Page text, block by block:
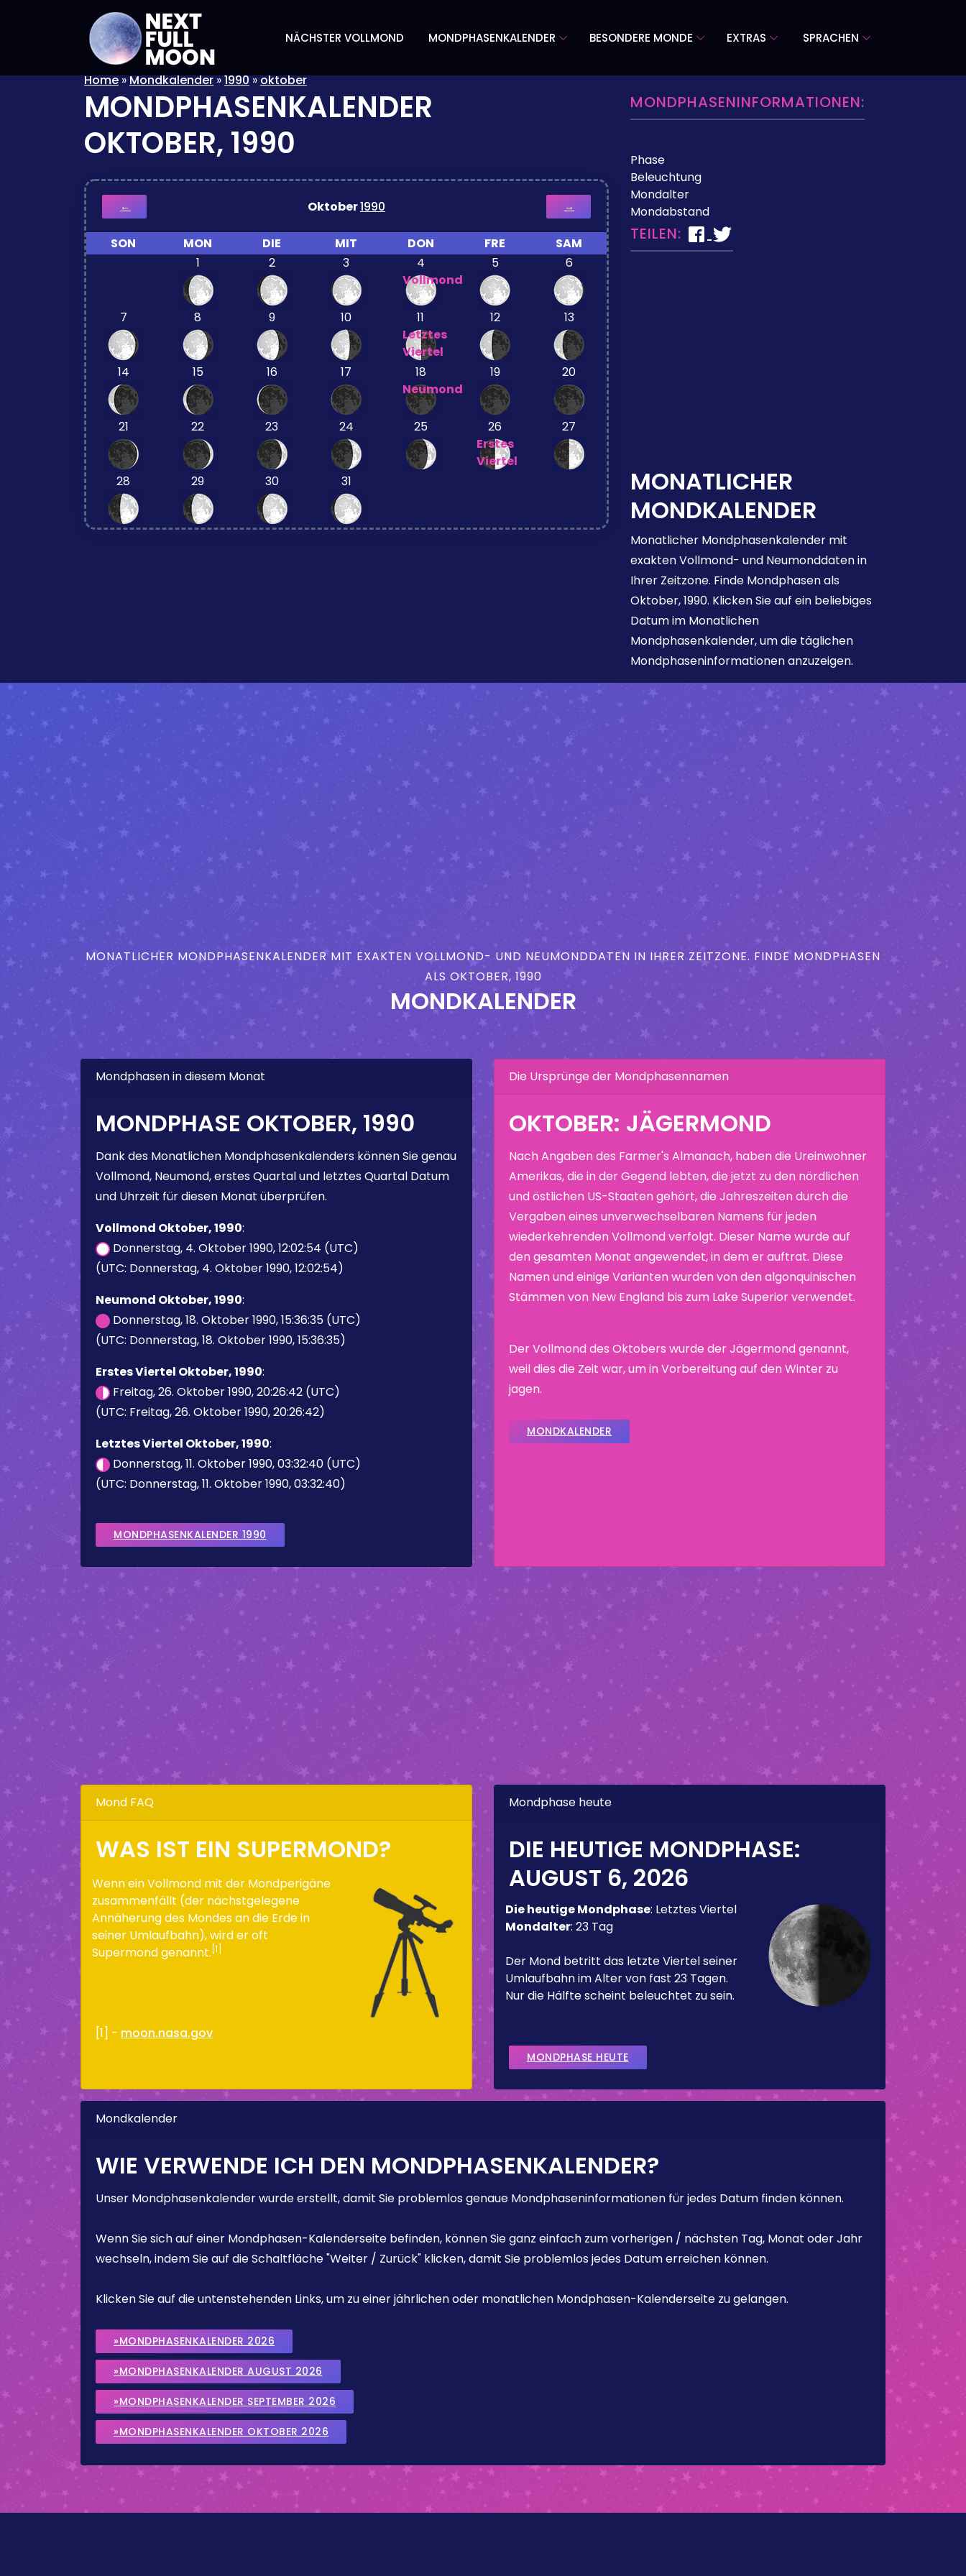
NÄCHSTER VOLLMOND MONDPHASENKALENDER BESONDERE MONDE EXTRAS SPRACHEN
Home»Mondkalender»1990»oktober
MONDPHASENKALENDER
OKTOBER, 1990
← Oktober1990 →
SON MON DIE MIT DON FRE
SAM
1
2 3
4
Vollmond
5 6
7 8 9 10
11
Letztes
Viertel
12 13
14 15 16 17
18
Neumond
19 20
21 22 23 24 25
26
Erstes
Viertel
27
28 29 30 31
MONDPHASENINFORMATIONEN:
Phase
Beleuchtung
Mondalter
Mondabstand
TEILEN:
MONATLICHER
MONDKALENDER
Monatlicher Mondphasenkalender mit
exakten Vollmond- und Neumonddaten in
Ihrer Zeitzone. Finde Mondphasen als
Oktober, 1990. Klicken Sie auf ein beliebiges
Datum im Monatlichen
Mondphasenkalender, um die täglichen
Mondphaseninformationen anzuzeigen.
MONATLICHER MONDPHASENKALENDER MIT EXAKTEN VOLLMOND- UND NEUMONDDATEN IN IHRER ZEITZONE. FINDE MONDPHASEN
ALS OKTOBER, 1990
MONDKALENDER
Mondphasen in diesem Monat
MONDPHASE OKTOBER, 1990
Dank des Monatlichen Mondphasenkalenders können Sie genau
Vollmond, Neumond, erstes Quartal und letztes Quartal Datum
und Uhrzeit für diesen Monat überprüfen.
Vollmond Oktober, 1990:
Donnerstag, 4. Oktober 1990, 12:02:54 (UTC)
(UTC: Donnerstag, 4. Oktober 1990, 12:02:54)
Neumond Oktober, 1990:
Donnerstag, 18. Oktober 1990, 15:36:35 (UTC)
(UTC: Donnerstag, 18. Oktober 1990, 15:36:35)
Erstes Viertel Oktober, 1990:
Freitag, 26. Oktober 1990, 20:26:42 (UTC)
(UTC: Freitag, 26. Oktober 1990, 20:26:42)
Letztes Viertel Oktober, 1990:
Donnerstag, 11. Oktober 1990, 03:32:40 (UTC)
(UTC: Donnerstag, 11. Oktober 1990, 03:32:40)
MONDPHASENKALENDER 1990
Die Ursprünge der Mondphasennamen
OKTOBER: JÄGERMOND
Nach Angaben des Farmer's Almanach, haben die Ureinwohner
Amerikas, die in der Gegend lebten, die jetzt zu den nördlichen
und östlichen US-Staaten gehört, die Jahreszeiten durch die
Vergaben eines unverwechselbaren Namens für jeden
wiederkehrenden Vollmond verfolgt. Dieser Name wurde auf
den gesamten Monat angewendet, in dem er auftrat. Diese
Namen und einige Varianten wurden von den algonquinischen
Stämmen von New England bis zum Lake Superior verwendet.
Der Vollmond des Oktobers wurde der Jägermond genannt,
weil dies die Zeit war, um in Vorbereitung auf den Winter zu
jagen.
MONDKALENDER
Mond FAQ
WAS IST EIN SUPERMOND?
Wenn ein Vollmond mit der Mondperigäne
zusammenfällt (der nächstgelegene
Annäherung des Mondes an die Erde in
seiner Umlaufbahn), wird er oft
Supermond genannt. [1]
[1] - moon.nasa.gov
Mondphase heute
DIE HEUTIGE MONDPHASE:
AUGUST 6, 2026
Die heutige Mondphase: Letztes Viertel
Mondalter: 23 Tag
Der Mond betritt das letzte Viertel seiner
Umlaufbahn im Alter von fast 23 Tagen.
Nur die Hälfte scheint beleuchtet zu sein.
MONDPHASE HEUTE
Mondkalender
WIE VERWENDE ICH DEN MONDPHASENKALENDER?
Unser Mondphasenkalender wurde erstellt, damit Sie problemlos genaue Mondphaseninformationen für jedes Datum finden können.
Wenn Sie sich auf einer Mondphasen-Kalenderseite befinden, können Sie ganz einfach zum vorherigen / nächsten Tag, Monat oder Jahr
wechseln, indem Sie auf die Schaltfläche "Weiter / Zurück" klicken, damit Sie problemlos jedes Datum erreichen können.
Klicken Sie auf die untenstehenden Links, um zu einer jährlichen oder monatlichen Mondphasen-Kalenderseite zu gelangen.
»MONDPHASENKALENDER 2026
»MONDPHASENKALENDER AUGUST 2026
»MONDPHASENKALENDER SEPTEMBER 2026
»MONDPHASENKALENDER OKTOBER 2026